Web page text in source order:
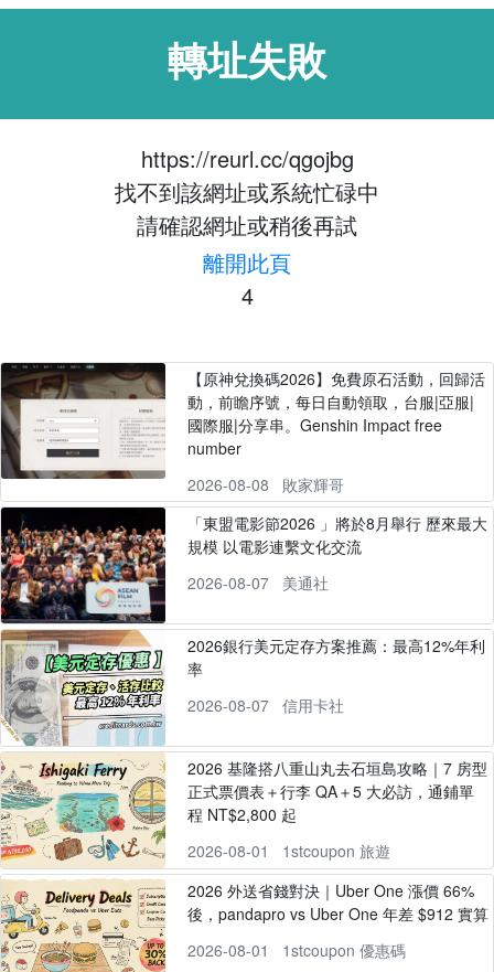
轉址失敗
https://reurl.cc/qgojbg
找不到該網址或系統忙碌中
請確認網址或稍後再試
離開此頁
4
【原神兌換碼2026】免費原石活動，回歸活
動，前瞻序號，每日自動領取，台服|亞服|
國際服|分享串。Genshin Impact free
number
2026-08-08
敗家輝哥
「東盟電影節2026 」將於8月舉行 歷來最大
規模 以電影連繫文化交流
2026-08-07
美通社
2026銀行美元定存方案推薦：最高12%年利
率
2026-08-07
信用卡社
2026 基隆搭八重山丸去石垣島攻略｜7 房型
正式票價表＋行李 QA＋5 大必訪，通鋪單
程 NT$2,800 起
2026-08-01
1stcoupon 旅遊
2026 外送省錢對決｜Uber One 漲價 66%
後，pandapro vs Uber One 年差 $912 實算
2026-08-01
1stcoupon 優惠碼